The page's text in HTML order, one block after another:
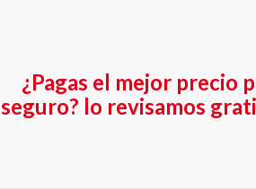
¿Pagas el mejor precio
seguro? lo revisamos